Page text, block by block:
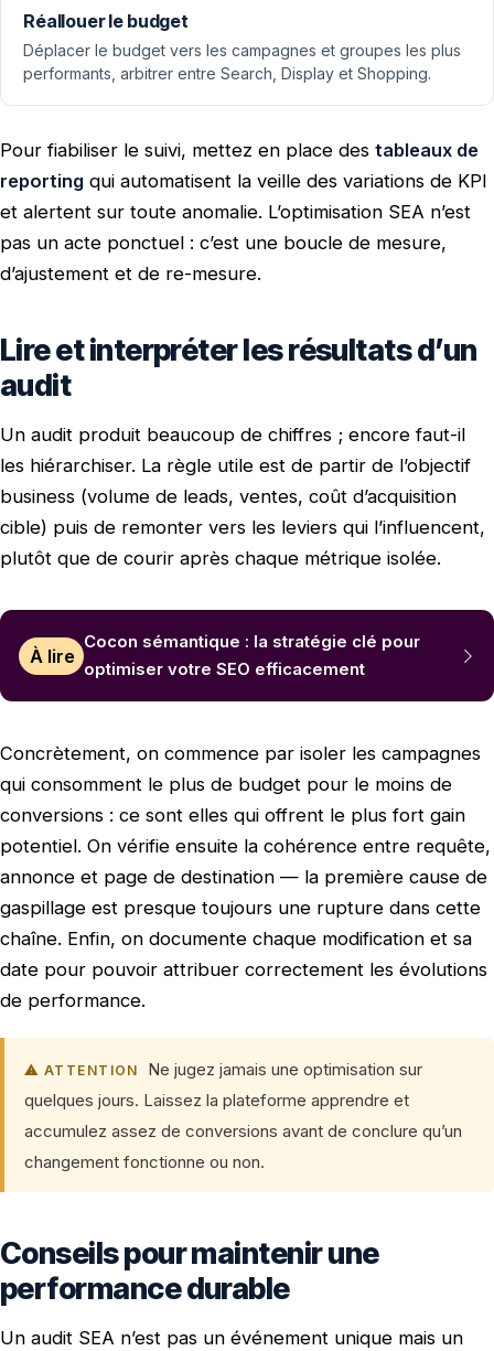
Réallouer le budget
Déplacer le budget vers les campagnes et groupes les plus
performants, arbitrer entre Search, Display et Shopping.
Pour fiabiliser le suivi, mettez en place des tableaux de
reporting qui automatisent la veille des variations de KPI
et alertent sur toute anomalie. L’optimisation SEA n’est
pas un acte ponctuel : c’est une boucle de mesure,
d’ajustement et de re-mesure.
Lire et interpréter les résultats d’un
audit
Un audit produit beaucoup de chiffres ; encore faut-il
les hiérarchiser. La règle utile est de partir de l’objectif
business (volume de leads, ventes, coût d’acquisition
cible) puis de remonter vers les leviers qui l’influencent,
plutôt que de courir après chaque métrique isolée.
À lire
Cocon sémantique : la stratégie clé pour
optimiser votre SEO efficacement
Concrètement, on commence par isoler les campagnes
qui consomment le plus de budget pour le moins de
conversions : ce sont elles qui offrent le plus fort gain
potentiel. On vérifie ensuite la cohérence entre requête,
annonce et page de destination — la première cause de
gaspillage est presque toujours une rupture dans cette
chaîne. Enfin, on documente chaque modification et sa
date pour pouvoir attribuer correctement les évolutions
de performance.
⚠ ATTENTION
Ne jugez jamais une optimisation sur
quelques jours. Laissez la plateforme apprendre et
accumulez assez de conversions avant de conclure qu’un
changement fonctionne ou non.
Conseils pour maintenir une
performance durable
Un audit SEA n’est pas un événement unique mais un